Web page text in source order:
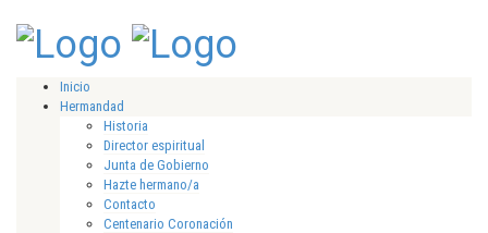
Inicio
Hermandad
Historia
Director espiritual
Junta de Gobierno
Hazte hermano/a
Contacto
Centenario Coronación